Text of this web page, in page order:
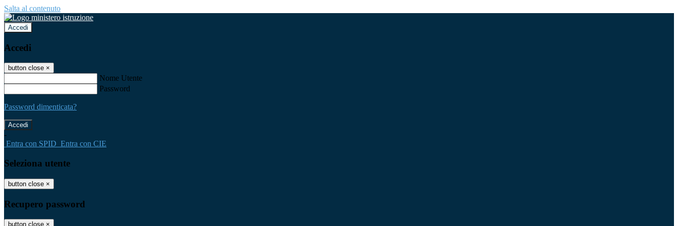
Salta al contenuto
Accedi
Accedi
button close ×
Nome Utente
Password
Password dimenticata?
-
Entra con SPID Entra con CIE
Seleziona utente
button close ×
Recupero password
button close ×